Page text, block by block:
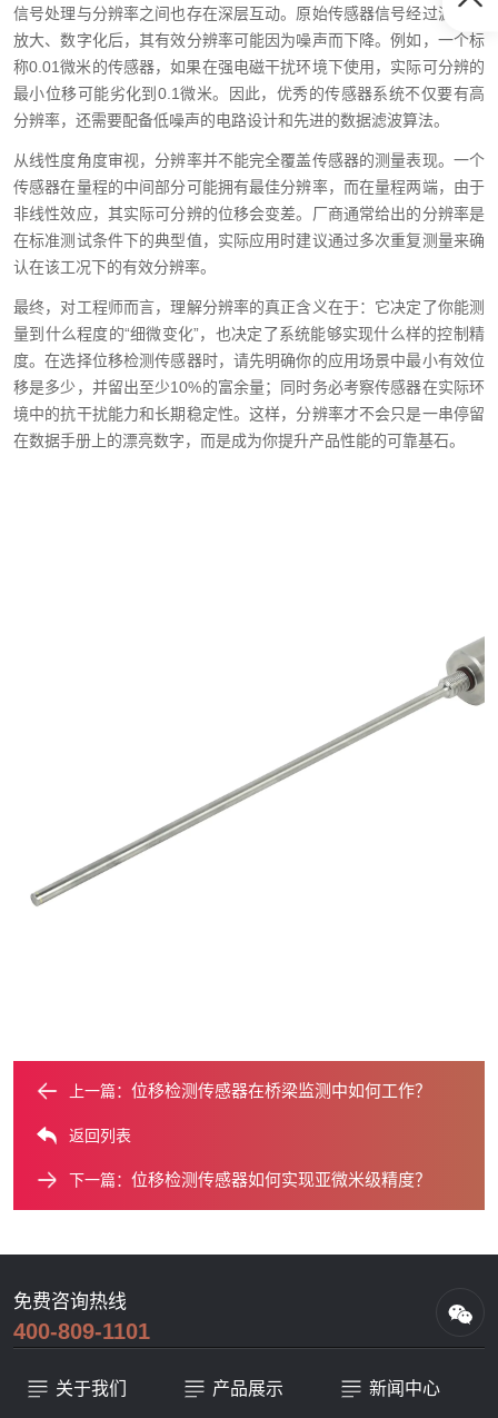
信号处理与分辨率之间也存在深层互动。原始传感器信号经过滤波、
放大、数字化后，其有效分辨率可能因为噪声而下降。例如，一个标
称0.01微米的传感器，如果在强电磁干扰环境下使用，实际可分辨的
最小位移可能劣化到0.1微米。因此，优秀的传感器系统不仅要有高
分辨率，还需要配备低噪声的电路设计和先进的数据滤波算法。
从线性度角度审视，分辨率并不能完全覆盖传感器的测量表现。一个
传感器在量程的中间部分可能拥有最佳分辨率，而在量程两端，由于
非线性效应，其实际可分辨的位移会变差。厂商通常给出的分辨率是
在标准测试条件下的典型值，实际应用时建议通过多次重复测量来确
认在该工况下的有效分辨率。
最终，对工程师而言，理解分辨率的真正含义在于：它决定了你能测
量到什么程度的“细微变化”，也决定了系统能够实现什么样的控制精
度。在选择位移检测传感器时，请先明确你的应用场景中最小有效位
移是多少，并留出至少10%的富余量；同时务必考察传感器在实际环
境中的抗干扰能力和长期稳定性。这样，分辨率才不会只是一串停留
在数据手册上的漂亮数字，而是成为你提升产品性能的可靠基石。
上一篇： 位移检测传感器在桥梁监测中如何工作？
返回列表
下一篇： 位移检测传感器如何实现亚微米级精度？
免费咨询热线
400-809-1101
关于我们 产品展示 新闻中心